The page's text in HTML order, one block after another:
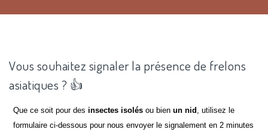
Vous souhaitez signaler la présence de frelons
asiatiques ? 👍
Que ce soit pour desinsectes isolés ou bienun nid , utilisez le
formulaire ci-dessous pour nous envoyer le signalement en 2 minutes